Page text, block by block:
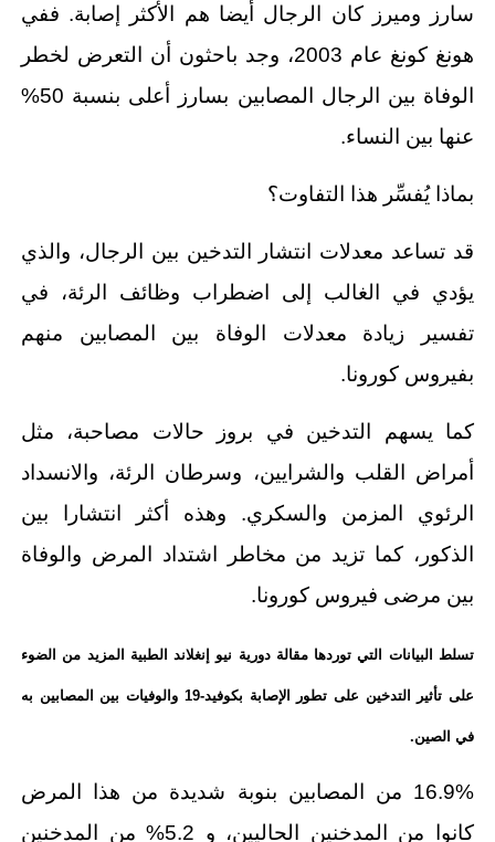
سارز وميرز كان الرجال أيضا هم الأكثر إصابة. ففي
هونغ كونغ عام 2003، وجد باحثون أن التعرض لخطر
الوفاة بين الرجال المصابين بسارز أعلى بنسبة 50%
عنها بين النساء.
بماذا يُفسِّر هذا التفاوت؟
قد تساعد معدلات انتشار التدخين بين الرجال، والذي
يؤدي في الغالب إلى اضطراب وظائف الرئة، في
تفسير زيادة معدلات الوفاة بين المصابين منهم
بفيروس كورونا.
كما يسهم التدخين في بروز حالات مصاحبة، مثل
أمراض القلب والشرايين، وسرطان الرئة، والانسداد
الرئوي المزمن والسكري. وهذه أكثر انتشارا بين
الذكور، كما تزيد من مخاطر اشتداد المرض والوفاة
بين مرضى فيروس كورونا.
تسلط البيانات التي توردها مقالة دورية نيو إنغلاند الطبية المزيد من الضوء
على تأثير التدخين على تطور الإصابة بكوفيد-19 والوفيات بين المصابين به
في الصين.
16.9% من المصابين بنوبة شديدة من هذا المرض
كانوا من المدخنين الحاليين، و 5.2% من المدخنين